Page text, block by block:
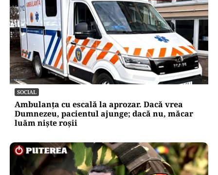
SOCIAL
Ambulanța cu escală la aprozar. Dacă vrea
Dumnezeu, pacientul ajunge; dacă nu, măcar
luăm niște roșii